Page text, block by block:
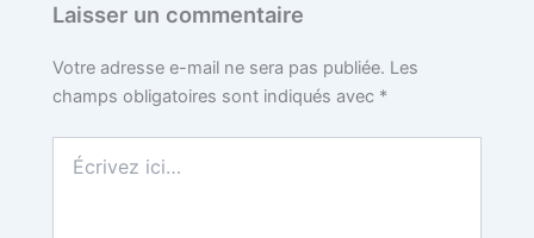
Laisser un commentaire
Votre adresse e-mail ne sera pas publiée. Les
champs obligatoires sont indiqués avec *
ici…